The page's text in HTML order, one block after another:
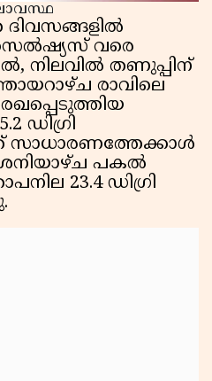
സെൽഷ്യസ് വരെ
നിലവിൽ തണുപ്പിന്
രാവിലെ
ഡിഗ്രി
പകൽ
23.4 ഡിഗ്രി